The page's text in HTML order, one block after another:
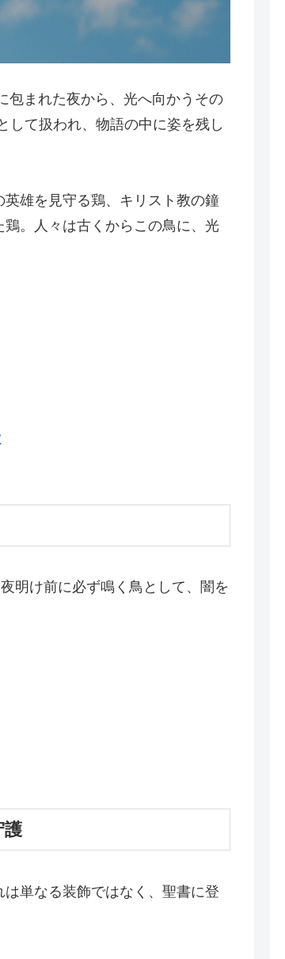
包まれた夜から、光へ向かうその
して扱われ、物語の中に姿を残し
英雄を見守る鶏、キリスト教の鐘
鶏。人々は古くからこの鳥に、光
明け前に必ず鳴く鳥として、闇を
護
は単なる装飾ではなく、聖書に登